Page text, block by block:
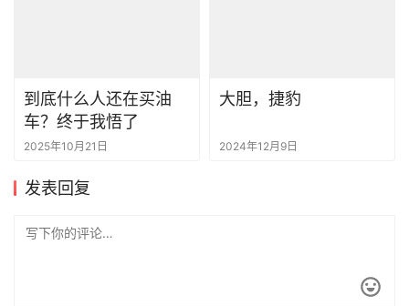
到底什么人还在买油
车？终于我悟了
2025年10月21日
大胆，捷豹
2024年12月9日
发表回复